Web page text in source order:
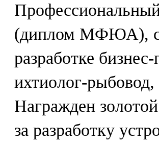
(диплом МФЮА),
разработке
ихтиолог-рыбовод,
Награжден
за разработку